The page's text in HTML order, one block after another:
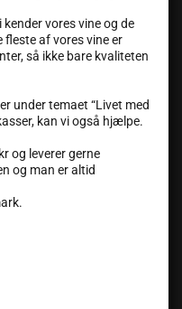
kender vores vine og de
fleste af vores vine er
så ikke bare kvaliteten
under temaet “Livet med
kan vi også hjælpe.
og leverer gerne
og man er altid